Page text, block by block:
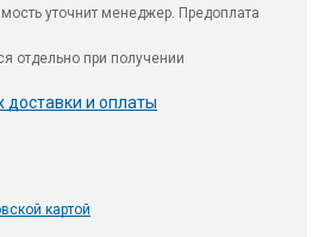
уточнит менеджер. Предоплата
отдельно при получении
доставки и оплаты
картой